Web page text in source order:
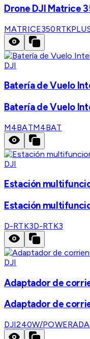
Drone DJI Matrice
DJI
Batería de Vuelo
Batería de Vuelo
M4BATM4BAT
DJI
Estación
Estación
D-RTK3D-RTK3
DJI
Adaptador de
Adaptador de
DJI240W/